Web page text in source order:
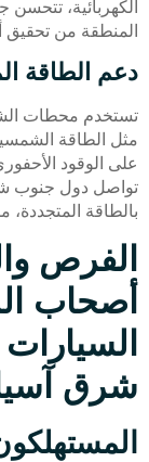
الكهربائية،
المنطقة من تحقيق
دعم الطاقة
تستخدم محطات
مثل الطاقة
على الوقود
تواصل دول جنوب
بالطاقة المتجددة،
الفرص
أصحاب
شرق